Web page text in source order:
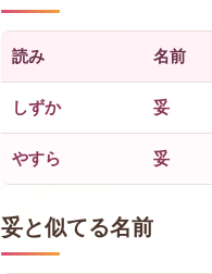
読み 名前
しずか 妥
やすら 妥
妥と似てる名前